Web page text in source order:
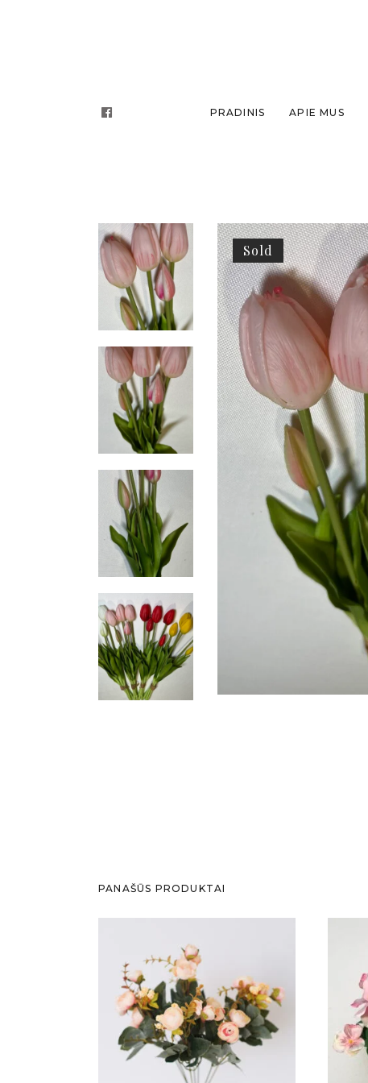
PRADINIS APIE MUS
Sold
PANAŠŪS PRODUKTAI